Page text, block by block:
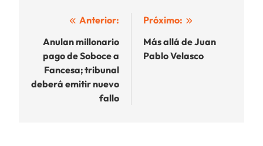
Navegación
de
entradas
Anterior:
Anulan millonario
pago de Soboce a
Fancesa; tribunal
deberá emitir nuevo
fallo
Próximo:
Más allá de Juan
Pablo Velasco